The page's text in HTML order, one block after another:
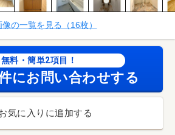
像の一覧を見る（16枚）
無料・簡単2項目！
にお問い合わせする
気に入りに追加する